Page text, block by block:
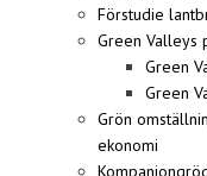
Förstudie
Green Valleys
Green
Green
Grön
ekonomi